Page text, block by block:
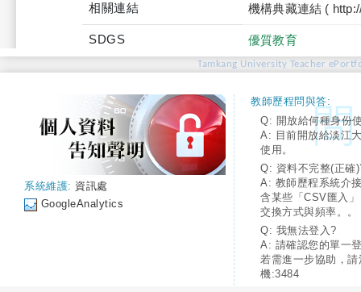
相關連結 機構典藏連結 (
SDGS 優質教育
Tamkang University Teacher
系統維護: 資訊處
GoogleAnalytics
教師歷程問與答:
Q: 開放給何種身份
A: 目前開放給淡江
使用。
Q: 資料不完整(正確
A: 教師歷程系統介
含某些「CSV匯入
交換方式與頻率。。
Q: 我無法登入?
A: 請確認您的單一
若需進一步協助，
機:3484